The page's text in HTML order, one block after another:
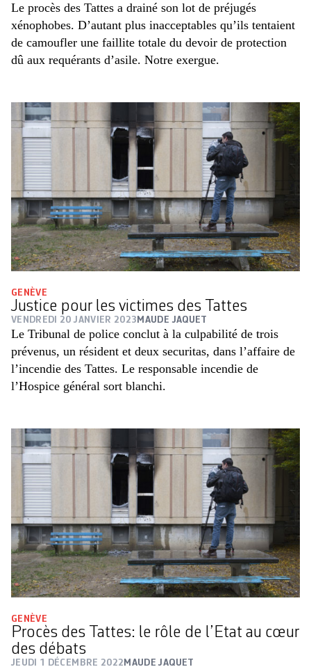
Le procès des Tattes a drainé son lot de préjugés
xénophobes. D’autant plus inacceptables qu’ils tentaient
de camoufler une faillite totale du devoir de protection
dû aux requérants d’asile. Notre exergue.
GENÈVE
Justice pour les victimes des Tattes
VENDREDI 20 JANVIER 2023 MAUDE JAQUET
Le Tribunal de police conclut à la culpabilité de trois
prévenus, un résident et deux securitas, dans l’affaire de
l’incendie des Tattes. Le responsable incendie de
l’Hospice général sort blanchi.
GENÈVE
Procès des Tattes: le rôle de l’Etat au cœur
des débats
JEUDI 1 DÉCEMBRE 2022 MAUDE JAQUET